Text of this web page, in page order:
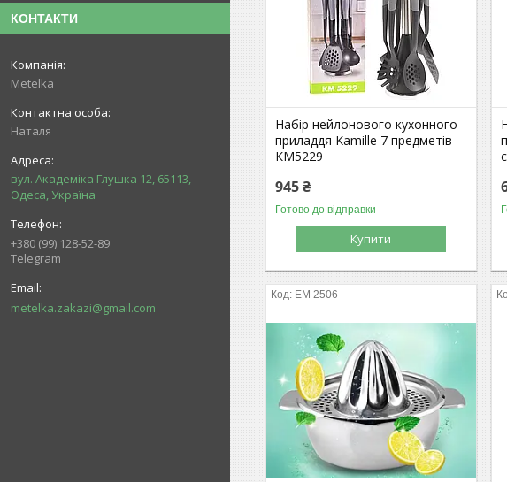
КОНТАКТИ
Metelka
Наталя
вул. Академіка Глушка 12, 65113,
Одеса, Україна
+380 (99) 128-52-89
Telegram
metelka.zakazi@gmail.com
Набір нейлонового кухонного
приладдя Kamille 7 предметів
КМ5229
945 ₴
Готово до відправки
Купити
EM 2506